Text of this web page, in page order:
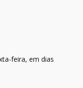
feira, em dias